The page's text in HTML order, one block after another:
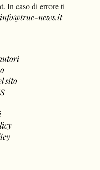
In caso di errore ti
info@true-news.it
sito